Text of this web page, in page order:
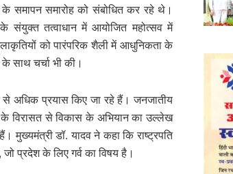
के समापन समारोह को संबोधित कर रहे थे।
संयुक्त तत्वाधान में आयोजित महोत्सव में
को पारंपरिक शैली में आधुनिकता के
साथ चर्चा भी की।
से अधिक प्रयास किए जा रहे हैं। जनजातीय
के विरासत से विकास के अभियान का उल्लेख
डॉ. यादव ने कहा कि राष्ट्रपति
जो प्रदेश के लिए गर्व का विषय है।